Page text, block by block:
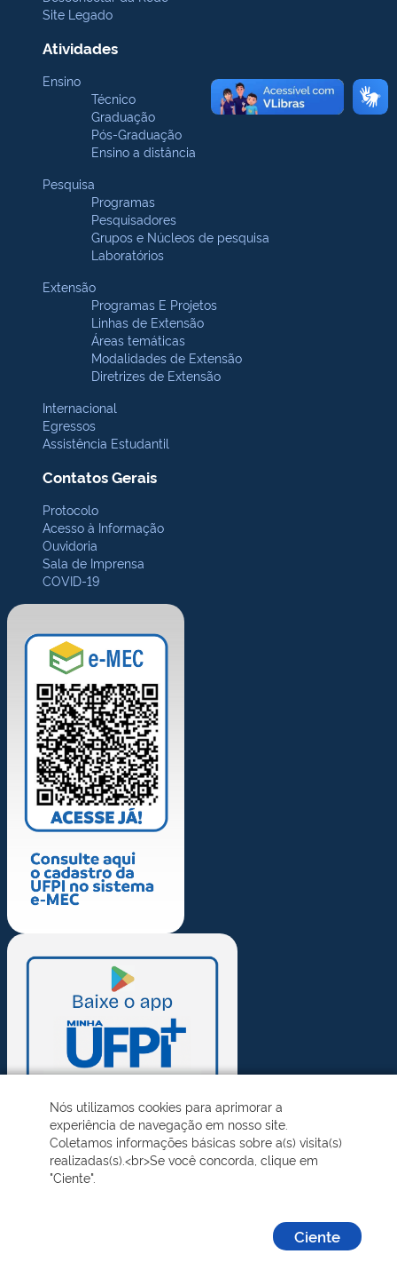
Site Legado
Atividades
Ensino
Técnico
Graduação
Pós-Graduação
Ensino a distância
Pesquisa
Programas
Pesquisadores
Grupos e Núcleos de pesquisa
Laboratórios
Extensão
Programas E Projetos
Linhas de Extensão
Áreas temáticas
Modalidades de Extensão
Diretrizes de Extensão
Internacional
Egressos
Assistência Estudantil
Contatos Gerais
Protocolo
Acesso à Informação
Ouvidoria
Sala de Imprensa
COVID-19
Nós utilizamos cookies para aprimorar a
experiência de navegação em nosso site.
Coletamos informações básicas sobre a(s) visita(s)
realizadas(s).<br>Se você concorda, clique em
"Ciente".
Ciente